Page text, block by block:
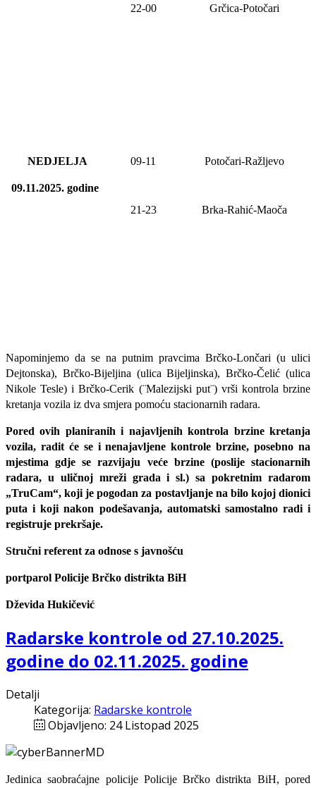
22-00 Grčica-Potočari
NEDJELJA
09.11.2025. godine
09-11 Potočari-Ražljevo
21-23 Brka-Rahić-Maoča
Napominjemo da se na putnim pravcima Brčko-Lončari (u ulici
Dejtonska), Brčko-Bijeljina (ulica Bijeljinska), Brčko-Čelić (ulica
Nikole Tesle) i Brčko-Cerik (¨Malezijski put¨) vrši kontrola brzine
kretanja vozila iz dva smjera pomoću stacionarnih radara.
Pored ovih planiranih i najavljenih kontrola brzine kretanja
vozila, radit će se i nenajavljene kontrole brzine, posebno na
mjestima gdje se razvijaju veće brzine (poslije stacionarnih
radara, u uličnoj mreži grada i sl.) sa pokretnim radarom
„TruCam“, koji je pogodan za postavljanje na bilo kojoj dionici
puta i koji nakon podešavanja, automatski samostalno radi i
registruje prekršaje.
Stručni referent za odnose s javnošću
portparol Policije Brčko distrikta BiH
Dževida Hukičević
Radarske kontrole od 27.10.2025.
godine do 02.11.2025. godine
Detalji
Kategorija: Radarske kontrole
Objavljeno: 24 Listopad 2025
Jedinica saobraćajne policije Policije Brčko distrikta BiH, pored